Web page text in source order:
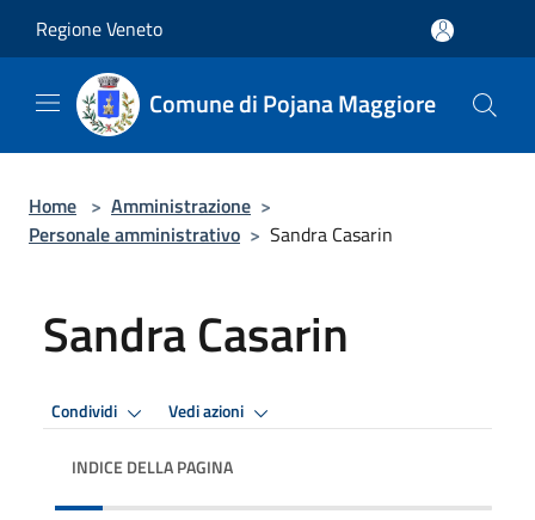
Regione Veneto
Comune di Pojana Maggiore
Home > Amministrazione >
Personale amministrativo > Sandra Casarin
Sandra Casarin
Condividi Vedi azioni
INDICE DELLA PAGINA